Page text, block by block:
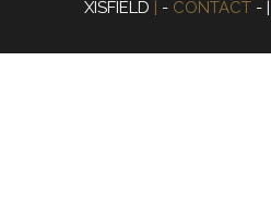
XISFIELD - CONTACT -